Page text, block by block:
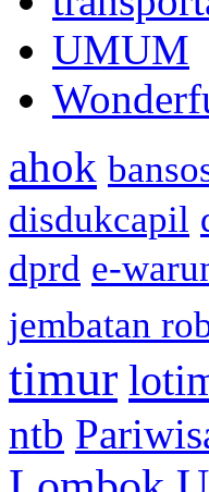
UMUM
ahok
disdukcapil
dprd e-
jembatan
timur
ntb